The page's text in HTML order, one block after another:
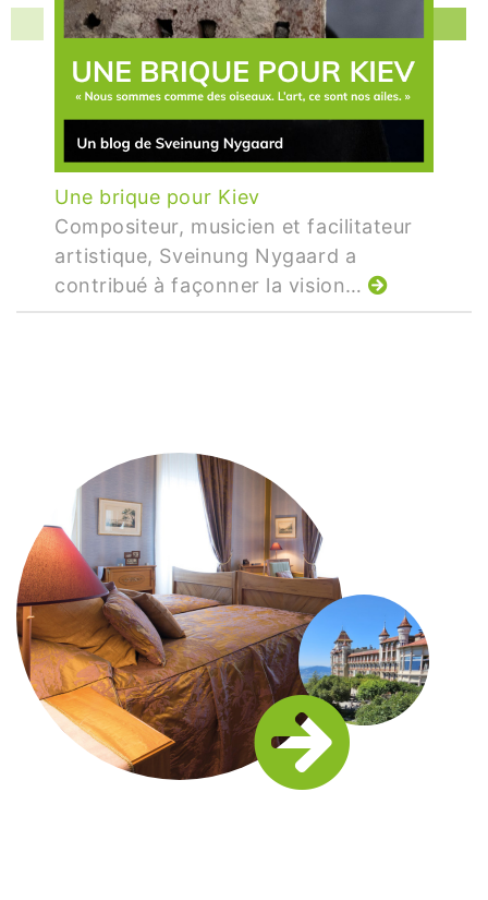
Une brique pour Kiev
Compositeur, musicien et facilitateur
artistique, Sveinung Nygaard a
contribué à façonner la vision…